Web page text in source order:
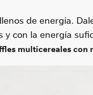
de energía.
con la energía
multicereales con